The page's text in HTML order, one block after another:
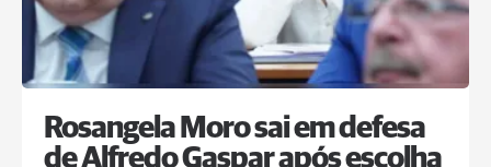
Rosangela Moro sai em defesa
de Alfredo Gaspar após escolha